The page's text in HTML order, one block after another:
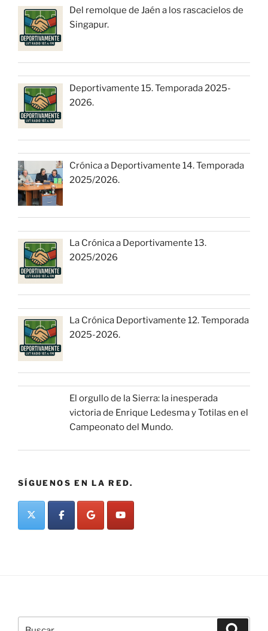
Del remolque de Jaén a los rascacielos de
Singapur.
Deportivamente 15. Temporada 2025-
2026.
Crónica a Deportivamente 14. Temporada
2025/2026.
La Crónica a Deportivamente 13.
2025/2026
La Crónica Deportivamente 12. Temporada
2025-2026.
El orgullo de la Sierra: la inesperada
victoria de Enrique Ledesma y Totilas en el
Campeonato del Mundo.
SÍGUENOS EN LA RED.